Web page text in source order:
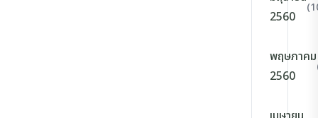
2560
พฤษภาคม
2560